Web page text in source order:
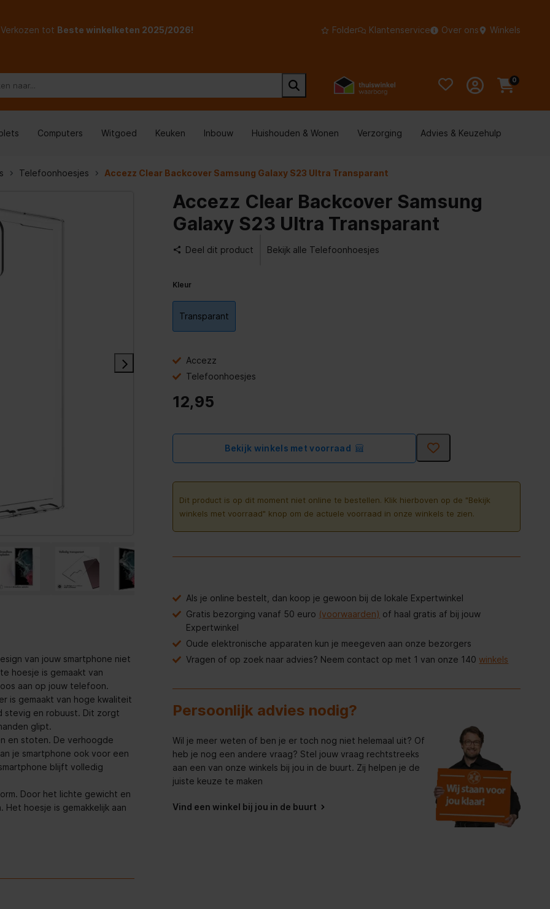
Verkozen tot Beste winkelketen 2025/2026! Folder Klantenservice Over ons Winkels
0
Computers Witgoed Keuken Inbouw Huishouden & Wonen Verzorging Advies & Keuzehulp
Telefoonhoesjes Accezz Clear Backcover Samsung Galaxy S23 Ultra Transparant
van jouw smartphone niet
hoesje is gemaakt van
aan op jouw telefoon.
is gemaakt van hoge kwaliteit
stevig en robuust. Dit zorgt
glipt.
en stoten. De verhoogde
je smartphone ook voor een
blijft volledig
Door het lichte gewicht en
hoesje is gemakkelijk aan
Ondersteunt draadloos
dit nog steeds wanneer je
Accezz Clear Backcover Samsung
Galaxy S23 Ultra Transparant
Deel dit product Bekijk alle Telefoonhoesjes
Kleur
Transparant
Accezz
Telefoonhoesjes
12,95
Bekijk winkels met voorraad
Dit product is op dit moment niet online te bestellen. Klik hierboven op de "Bekijk
winkels met voorraad" knop om de actuele voorraad in onze winkels te zien.
Als je online bestelt, dan koop je gewoon bij de lokale Expertwinkel
Gratis bezorging vanaf 50 euro (voorwaarden) of haal gratis af bij jouw
Expertwinkel
Oude elektronische apparaten kun je meegeven aan onze bezorgers
Vragen of op zoek naar advies? Neem contact op met 1 van onze 140 winkels
Persoonlijk advies nodig?
Wil je meer weten of ben je er toch nog niet helemaal uit? Of
heb je nog een andere vraag? Stel jouw vraag rechtstreeks
aan een van onze winkels bij jou in de buurt. Zij helpen je de
juiste keuze te maken
Vind een winkel bij jou in de buurt